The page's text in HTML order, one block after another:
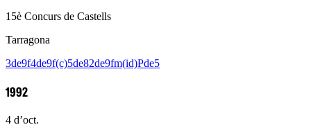
15è Concurs de Castells
Tarragona
3de9f4de9f(c)5de82de9fm(id)Pde5
1992
4 d’oct.